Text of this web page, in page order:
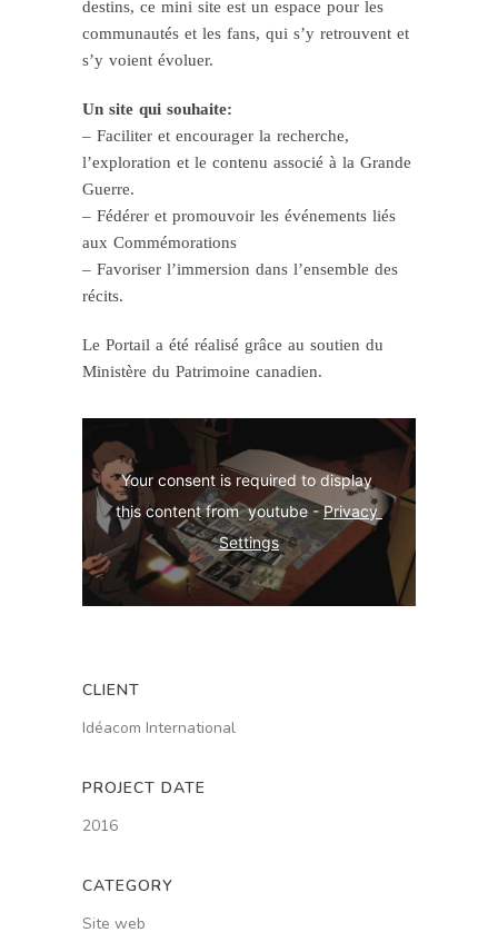
destins, ce mini site est un espace pour les
communautés et les fans, qui s’y retrouvent et
s’y voient évoluer.
Un site qui souhaite:
– Faciliter et encourager la recherche,
l’exploration et le contenu associé à la Grande
Guerre.
– Fédérer et promouvoir les événements liés
aux Commémorations
– Favoriser l’immersion dans l’ensemble des
récits.
Le Portail a été réalisé grâce au soutien du
Ministère du Patrimoine canadien.
Your consent is required to display
this content from  youtube - Privacy
Settings
CLIENT
Idéacom International
PROJECT DATE
2016
CATEGORY
Site web